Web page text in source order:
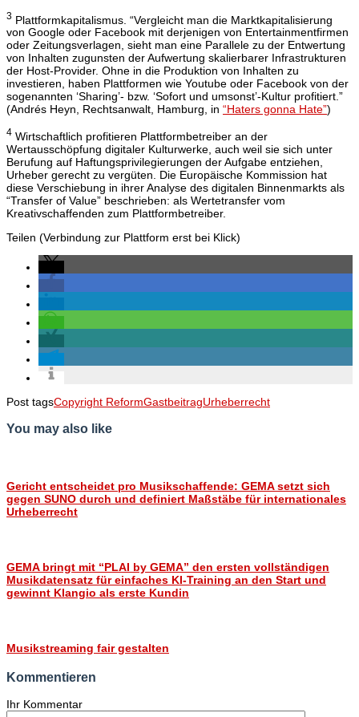
3 Plattformkapitalismus. “Vergleicht man die Marktkapitalisierung
von Google oder Facebook mit derjenigen von Entertainmentfirmen
oder Zeitungsverlagen, sieht man eine Parallele zu der Entwertung
von Inhalten zugunsten der Aufwertung skalierbarer Infrastrukturen
der Host-Provider. Ohne in die Produktion von Inhalten zu
investieren, haben Plattformen wie Youtube oder Facebook von der
sogenannten ‘Sharing’- bzw. ‘Sofort und umsonst’-Kultur profitiert.”
(Andrés Heyn, Rechtsanwalt, Hamburg, in “Haters gonna Hate”)
4 Wirtschaftlich profitieren Plattformbetreiber an der
Wertausschöpfung digitaler Kulturwerke, auch weil sie sich unter
Berufung auf Haftungsprivilegierungen der Aufgabe entziehen,
Urheber gerecht zu vergüten. Die Europäische Kommission hat
diese Verschiebung in ihrer Analyse des digitalen Binnenmarkts als
“Transfer of Value” beschrieben: als Wertetransfer vom
Kreativschaffenden zum Plattformbetreiber.
Teilen (Verbindung zur Plattform erst bei Klick)
Post tagsCopyright ReformGastbeitragUrheberrecht
You may also like
Gericht entscheidet pro Musikschaffende: GEMA setzt sich
gegen SUNO durch und definiert Maßstäbe für internationales
Urheberrecht
GEMA bringt mit “PLAI by GEMA” den ersten vollständigen
Musikdatensatz für einfaches KI-Training an den Start und
gewinnt Klangio als erste Kundin
Musikstreaming fair gestalten
Kommentieren
Ihr Kommentar